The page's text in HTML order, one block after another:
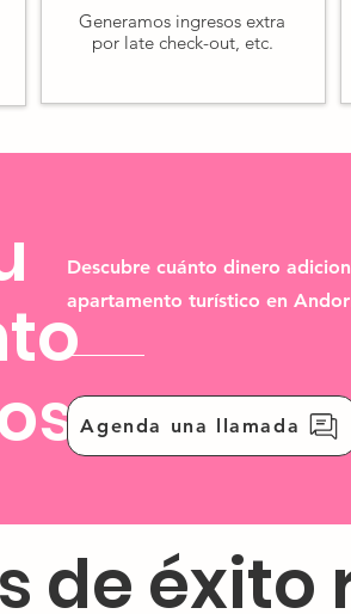
Generamos ingresos extra
por late check-out, etc.
Descubre cuánto dinero
apartamento turístico en
Agenda una llamada
de éxito